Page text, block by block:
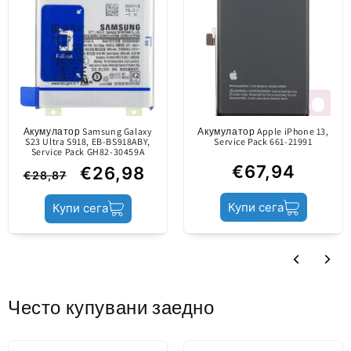
Следпазарен
(информация)
Представя разлики в
качеството в
сравнение с
оригиналната част
(Service Pack).
Съдържание Акумулатор
Състояние на
продукта
да се активира отново чрез конектора
(батерията трябва да се зареди, преди да се
активира)
Акумулатор Samsung Galaxy
S23 Ultra S918, EB-BS918ABY,
Service Pack GH82-30459A
€28,87 €26,98
Купи сега
Акумулатор Apple iPhone 13,
Service Pack 661-21991
€67,94
Купи сега
Често купувани заедно